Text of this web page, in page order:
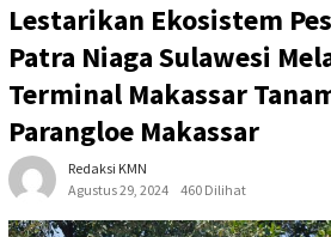
Lestarikan Ekosistem
Patra Niaga Sulawesi
Terminal Makassar
Parangloe Makassar
Redaksi KMN
Agustus 29, 2024
460 Dilihat